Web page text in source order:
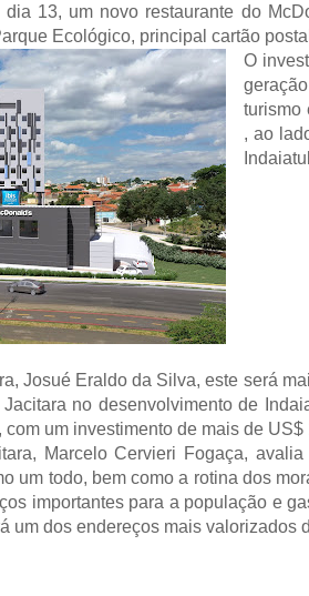
dia 13, um novo restaurante do
Ecológico, principal cartão
O
turismo
, ao
Josué Eraldo da Silva, este será
no desenvolvimento de
um investimento de mais de
Marcelo Cervieri Fogaça,
um todo, bem como a rotina dos
importantes para a população e
um dos endereços mais valorizados